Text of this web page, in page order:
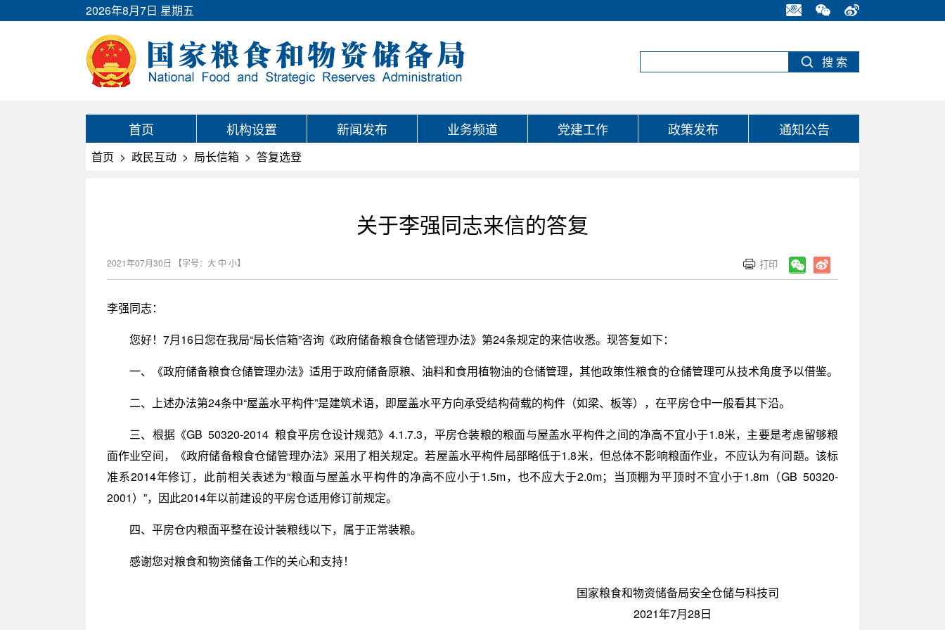
2026年8月7日 星期五
首页 机构设置 新闻发布 业务频道 党建工作 政策发布 通知公告
首页 > 政民互动 > 局长信箱 > 答复选登
关于李强同志来信的答复
2021年07月30日 【字号： 大 中 小】
李强同志：
您好！7月16日您在我局“局长信箱”咨询《政府储备粮食仓储管理办法》第24条规定的来信收悉。现答复如下：
一、《政府储备粮食仓储管理办法》适用于政府储备原粮、油料和食用植物油的仓储管理，其他政策性粮食的仓储管理可从技术角度予以借鉴。
二、上述办法第24条中“屋盖水平构件”是建筑术语，即屋盖水平方向承受结构荷载的构件（如梁、板等），在平房仓中一般看其下沿。
三、根据《GB 50320-2014 粮食平房仓设计规范》4.1.7.3，平房仓装粮的粮面与屋盖水平构件之间的净高不宜小于1.8米，主要是考虑留够粮
面作业空间，《政府储备粮食仓储管理办法》采用了相关规定。若屋盖水平构件局部略低于1.8米，但总体不影响粮面作业，不应认为有问题。该标
准系2014年修订，此前相关表述为“粮面与屋盖水平构件的净高不应小于1.5m，也不应大于2.0m；当顶棚为平顶时不宜小于1.8m（GB 50320-
2001）”，因此2014年以前建设的平房仓适用修订前规定。
四、平房仓内粮面平整在设计装粮线以下，属于正常装粮。
感谢您对粮食和物资储备工作的关心和支持！
国家粮食和物资储备局安全仓储与科技司
2021年7月28日